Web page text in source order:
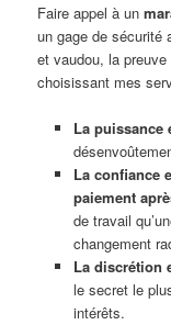
Faire appel à un
un gage de sécurité
et vaudou, la
choisissant mes
La puissance
La confiance
paiement
de travail
changement
La discrétion
le secret le
intérêts.